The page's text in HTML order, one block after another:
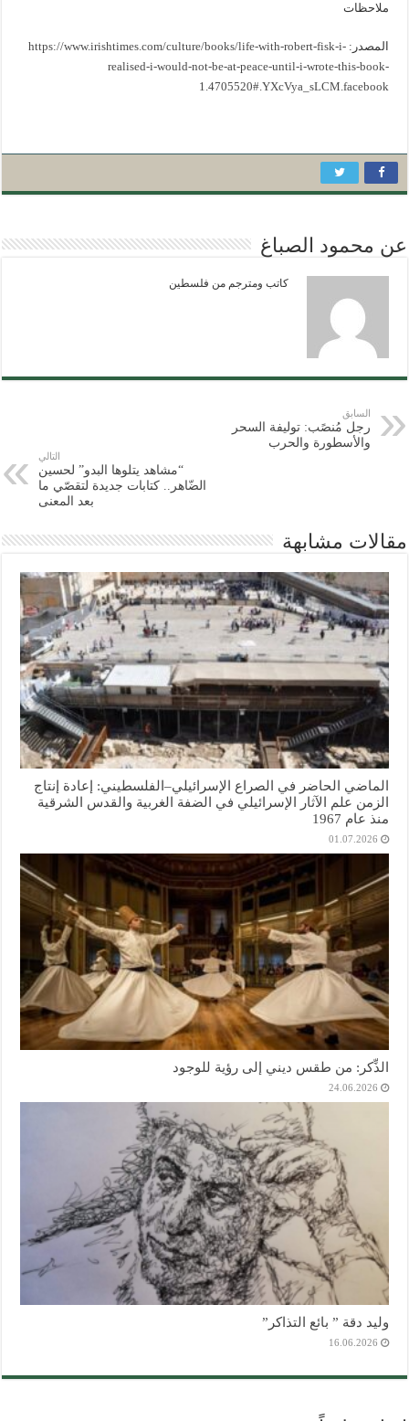
ملاحظات
المصدر:https://www.irishtimes.com/culture/books/life-with-robert-fisk-i-
realised-i-would-not-be-at-peace-until-i-wrote-this-book-
1.4705520#.YXcVya_sLCM.facebook
عن محمود الصباغ
كاتب ومترجم من فلسطين
السابق
رجل مُنصًب: توليفة السحر
والأسطورة والحرب
التالي
“مشاهد يتلوها البدو” لحسين
الضّاهر.. كتابات جديدة لتقصّي ما
بعد المعنى
مقالات مشابهة
الماضي الحاضر في الصراع الإسرائيلي–الفلسطيني: إعادة إنتاج
الزمن علم الآثار الإسرائيلي في الضفة الغربية والقدس الشرقية
منذ عام 1967
01.07.2026
الذِّكر: من طقس ديني إلى رؤية للوجود
24.06.2026
وليد دقة ” بائع التذاكر”
16.06.2026